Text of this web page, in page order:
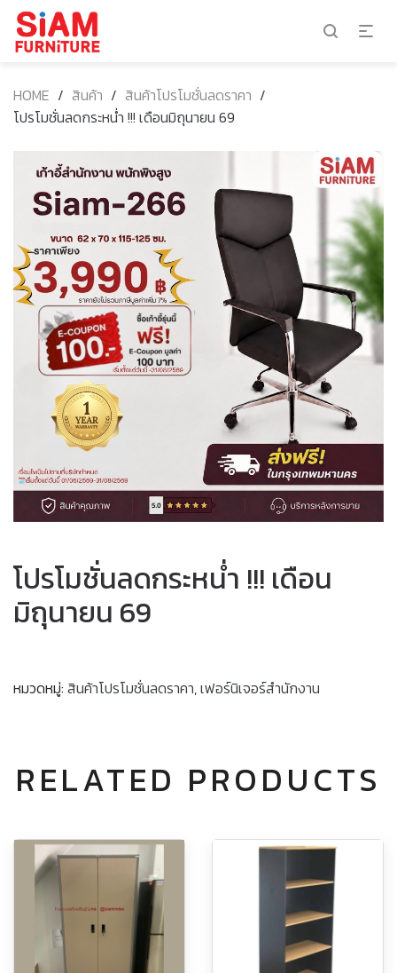
HOME / สินค้า / สินค้าโปรโมชั่นลดราคา /
โปรโมชั่นลดกระหน่ำ !!! เดือนมิถุนายน 69
โปรโมชั่นลดกระหน่ำ !!! เดือน
มิถุนายน 69
หมวดหมู่: สินค้าโปรโมชั่นลดราคา,เฟอร์นิเจอร์สำนักงาน
RELATED PRODUCTS